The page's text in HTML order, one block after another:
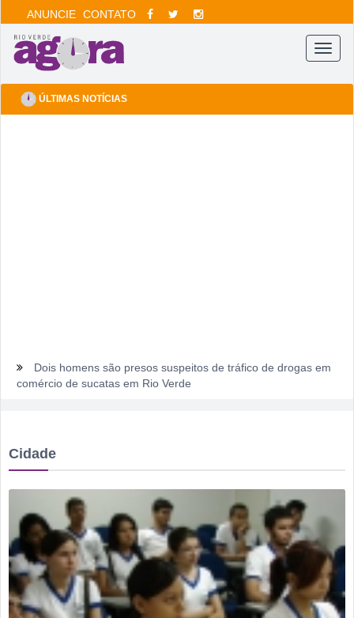
ANUNCIE CONTATO
Menu
ÚLTIMAS NOTÍCIAS
Dois homens são presos suspeitos de tráfico de drogas em
comércio de sucatas em Rio Verde
Dois motoristas com sinais de embriaguez se envolvem em
Estagiário tenta atuar como advogado e acaba detido em
Rio Verde
Rio Verde 178 anos: a cidade que cresceu mais rápido que
suas próprias respostas
Homem é detido por violência doméstica no Setor
Cidade